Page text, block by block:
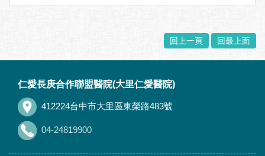
回上一頁 回最上面
仁愛長庚合作聯盟醫院(大里仁愛醫院)
412224台中市大里區東榮路483號
04-24819900